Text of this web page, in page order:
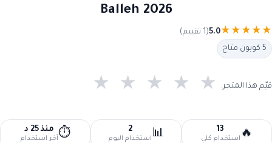
Balleh 2026
★
★
★
★
★
5.0(1 تقييم)
5 كوبون متاح
قيّم هذا المتجر: ★ ★ ★ ★ ★
🔥
13
استخدام كلي 📊
2
استخدام اليوم ⏱️ منذ 25 د
آخر استخدام